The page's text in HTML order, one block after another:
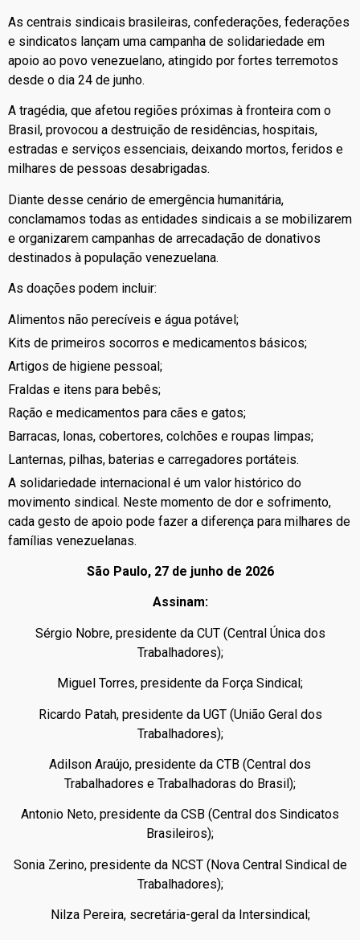
As centrais sindicais brasileiras, confederações, federações
e sindicatos lançam uma campanha de solidariedade em
apoio ao povo venezuelano, atingido por fortes terremotos
desde o dia 24 de junho.
A tragédia, que afetou regiões próximas à fronteira com o
Brasil, provocou a destruição de residências, hospitais,
estradas e serviços essenciais, deixando mortos, feridos e
milhares de pessoas desabrigadas.
Diante desse cenário de emergência humanitária,
conclamamos todas as entidades sindicais a se mobilizarem
e organizarem campanhas de arrecadação de donativos
destinados à população venezuelana.
As doações podem incluir:
Alimentos não perecíveis e água potável;
Kits de primeiros socorros e medicamentos básicos;
Artigos de higiene pessoal;
Fraldas e itens para bebês;
Ração e medicamentos para cães e gatos;
Barracas, lonas, cobertores, colchões e roupas limpas;
Lanternas, pilhas, baterias e carregadores portáteis.
A solidariedade internacional é um valor histórico do
movimento sindical. Neste momento de dor e sofrimento,
cada gesto de apoio pode fazer a diferença para milhares de
famílias venezuelanas.
São Paulo, 27 de junho de 2026
Assinam:
Sérgio Nobre, presidente da CUT (Central Única dos
Trabalhadores);
Miguel Torres, presidente da Força Sindical;
Ricardo Patah, presidente da UGT (União Geral dos
Trabalhadores);
Adilson Araújo, presidente da CTB (Central dos
Trabalhadores e Trabalhadoras do Brasil);
Antonio Neto, presidente da CSB (Central dos Sindicatos
Brasileiros);
Sonia Zerino, presidente da NCST (Nova Central Sindical de
Trabalhadores);
Nilza Pereira, secretária-geral da Intersindical;